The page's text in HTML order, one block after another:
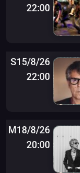
22:00
S15/8/26
22:00
M18/8/26
20:00